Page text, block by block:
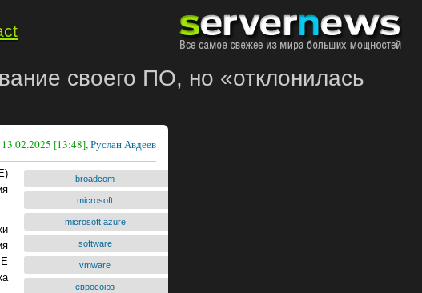
своего ПО, но «отклонилась
13.02.2025 [13:48],Руслан Авдеев
broadcom
microsoft
microsoft azure
software
vmware
евросоюз